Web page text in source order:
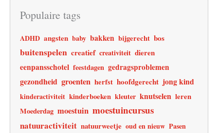
Populaire tags
ADHD angsten baby bakken bijgerecht bos
buitenspelen creatief creativiteit dieren
eenpansschotel feestdagen gedragsproblemen
gezondheid groenten herfst hoofdgerecht jong kind
kinderactiviteit kinderboeken kleuter knutselen leren
Moederdag moestuin moestuincursus
natuuractiviteit natuurweetje oud en nieuw Pasen